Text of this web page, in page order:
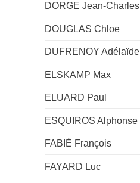
DORGE Jean-Charles
DOUGLAS Chloe
DUFRENOY Adélaïde
ELSKAMP Max
ELUARD Paul
ESQUIROS Alphonse
FABIÉ François
FAYARD Luc